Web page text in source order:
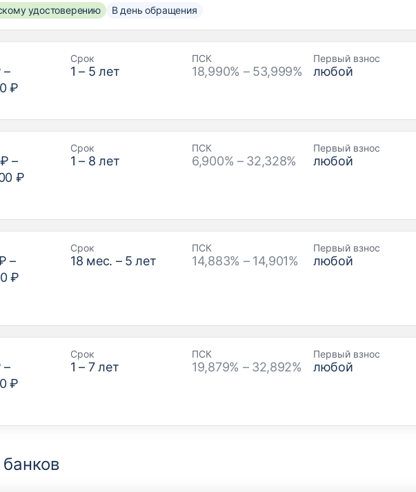
удостоверению В день обращения
–
₽
Срок
1 – 5 лет
ПСК
18,990% – 53,999%
Первый взнос
любой
–
₽
Срок
1 – 8 лет
ПСК
6,900% – 32,328%
Первый взнос
любой
–
₽
Срок
18 мес. – 5 лет
ПСК
14,883% – 14,901%
Первый взнос
любой
–
₽
Срок
1 – 7лет
ПСК
19,879% – 32,892%
Первый взнос
любой